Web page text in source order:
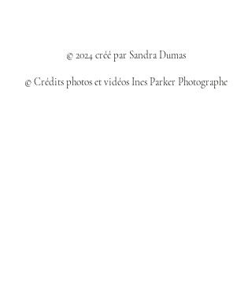
© 2024 créé par Sandra Dumas
© Crédits photos et vidéos Ines Parker Photographe